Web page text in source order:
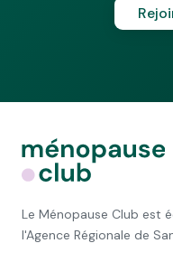
Le Ménopause Club est
l'Agence Régionale de